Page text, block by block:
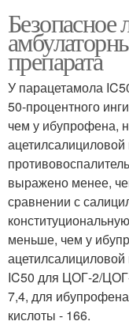
Безопасное
препарата
У парацетамола
50-процентного
чем у ибупрофена,
ацетилсалициловой
выражено менее,
сравнении с
меньше, чем у
IC50 для ЦОГ-2/
7,4, для
кислоты - 166.